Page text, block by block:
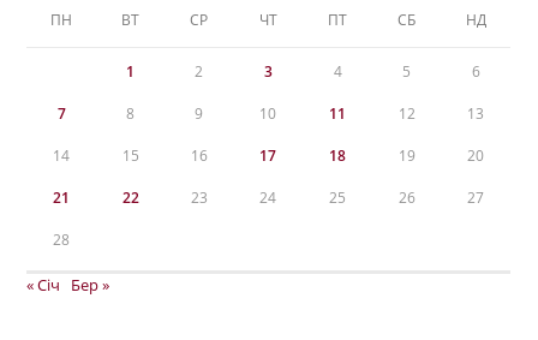
ПН ВТ СР ЧТ ПТ СБ НД
1 2 3 4 5 6
7 8 9 10 11 12 13
14 15 16 17 18 19 20
21 22 23 24 25 26 27
28
« Січ Бер »